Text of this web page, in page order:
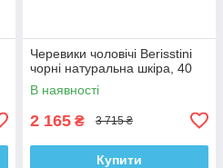
Черевики чоловічі Berisstini
чорні натуральна шкіра, 40
В наявності
2 165 ₴ 3 715 ₴
Купити